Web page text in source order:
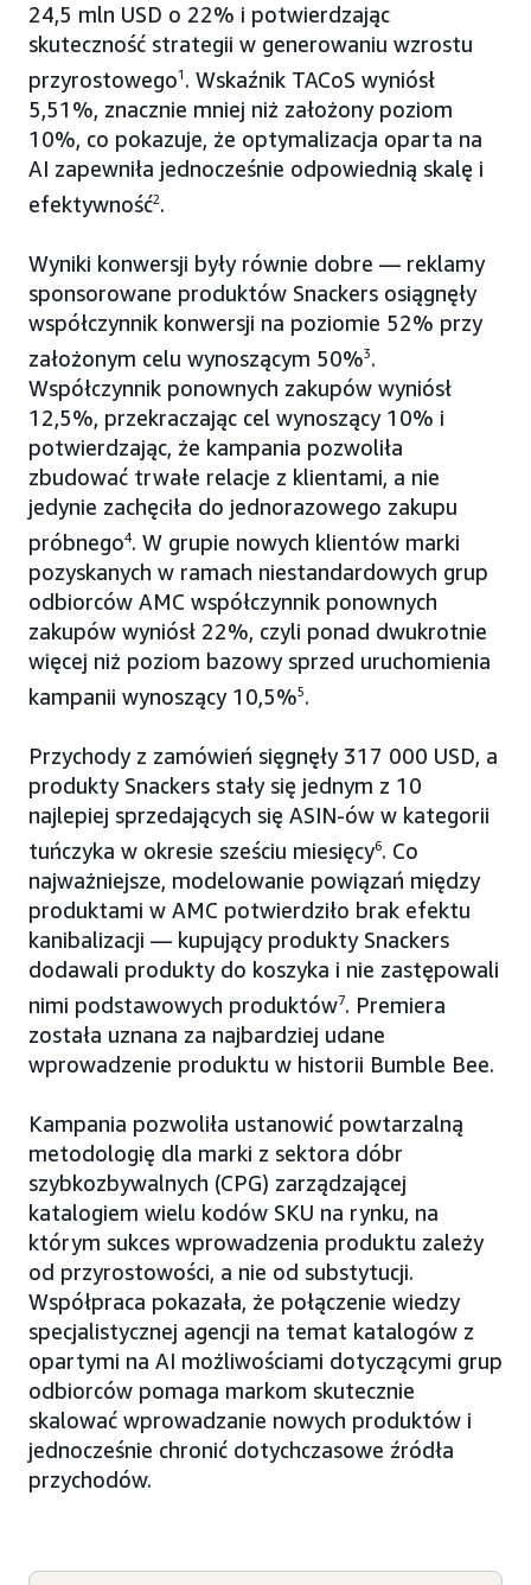
24,5 mln USD o 22% i potwierdzając
skuteczność strategii w generowaniu wzrostu
przyrostowego1 . Wskaźnik TACoS wyniósł
5,51%, znacznie mniej niż założony poziom
10%, co pokazuje, że optymalizacja oparta na
AI zapewniła jednocześnie odpowiednią skalę i
efektywność2.
Wyniki konwersji były równie dobre — reklamy
sponsorowane produktów Snackers osiągnęły
współczynnik konwersji na poziomie 52% przy
założonym celu wynoszącym 50%3.
Współczynnik ponownych zakupów wyniósł
12,5%, przekraczając cel wynoszący 10% i
potwierdzając, że kampania pozwoliła
zbudować trwałe relacje z klientami, a nie
jedynie zachęciła do jednorazowego zakupu
próbnego4. W grupie nowych klientów marki
pozyskanych w ramach niestandardowych grup
odbiorców AMC współczynnik ponownych
zakupów wyniósł 22%, czyli ponad dwukrotnie
więcej niż poziom bazowy sprzed uruchomienia
kampanii wynoszący 10,5%5.
Przychody z zamówień sięgnęły 317 000 USD, a
produkty Snackers stały się jednym z 10
najlepiej sprzedających się ASIN-ów w kategorii
tuńczyka w okresie sześciu miesięcy6. Co
najważniejsze, modelowanie powiązań między
produktami w AMC potwierdziło brak efektu
kanibalizacji — kupujący produkty Snackers
dodawali produkty do koszyka i nie zastępowali
nimi podstawowych produktów7. Premiera
została uznana za najbardziej udane
wprowadzenie produktu w historii Bumble Bee.
Kampania pozwoliła ustanowić powtarzalną
metodologię dla marki z sektora dóbr
szybkozbywalnych (CPG) zarządzającej
katalogiem wielu kodów SKU na rynku, na
którym sukces wprowadzenia produktu zależy
od przyrostowości, a nie od substytucji.
Współpraca pokazała, że połączenie wiedzy
specjalistycznej agencji na temat katalogów z
opartymi na AI możliwościami dotyczącymi grup
odbiorców pomaga markom skutecznie
skalować wprowadzanie nowych produktów i
jednocześnie chronić dotychczasowe źródła
przychodów.